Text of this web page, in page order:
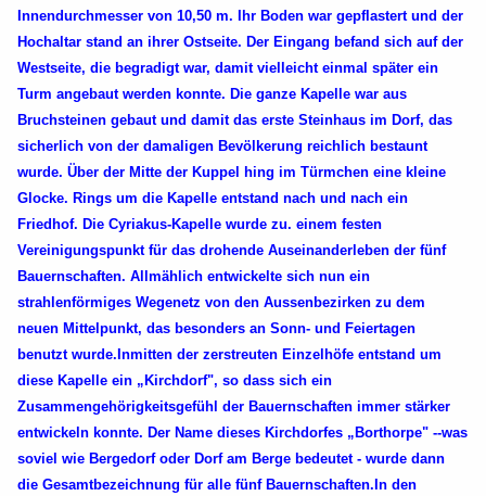
Innendurchmesser von 10,50 m. Ihr Boden war gepflastert und der
Hochaltar stand an ihrer Ostseite. Der Eingang befand sich auf der
Westseite, die begradigt war, damit vielleicht einmal später ein
Turm angebaut werden konnte. Die ganze Kapelle war aus
Bruchsteinen gebaut und damit das erste Steinhaus im Dorf, das
sicherlich von der damaligen Bevölkerung reichlich bestaunt
wurde. Über der Mitte der Kuppel hing im Türmchen eine kleine
Glocke. Rings um die Kapelle entstand nach und nach ein
Friedhof. Die Cyriakus-Kapelle wurde zu. einem festen
Vereinigungspunkt für das drohende Auseinanderleben der fünf
Bauernschaften. Allmählich entwickelte sich nun ein
strahlenförmiges Wegenetz von den Aussenbezirken zu dem
neuen Mittelpunkt, das besonders an Sonn- und Feiertagen
benutzt wurde.Inmitten der zerstreuten Einzelhöfe entstand um
diese Kapelle ein „Kirchdorf", so dass sich ein
Zusammengehörigkeitsgefühl der Bauernschaften immer stärker
entwickeln konnte. Der Name dieses Kirchdorfes „Borthorpe" --was
soviel wie Bergedorf oder Dorf am Berge bedeutet - wurde dann
die Gesamtbezeichnung für alle fünf Bauernschaften. In den